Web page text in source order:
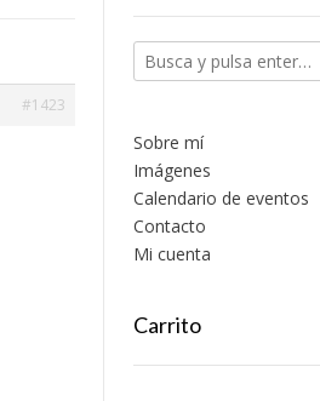
#1423
Sobre mí
Imágenes
Calendario de eventos
Contacto
Mi cuenta
Carrito